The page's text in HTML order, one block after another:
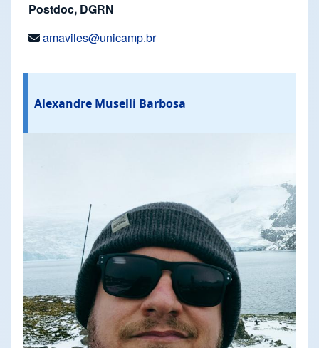
Postdoc, DGRN
amaviles@unicamp.br
Alexandre Muselli Barbosa